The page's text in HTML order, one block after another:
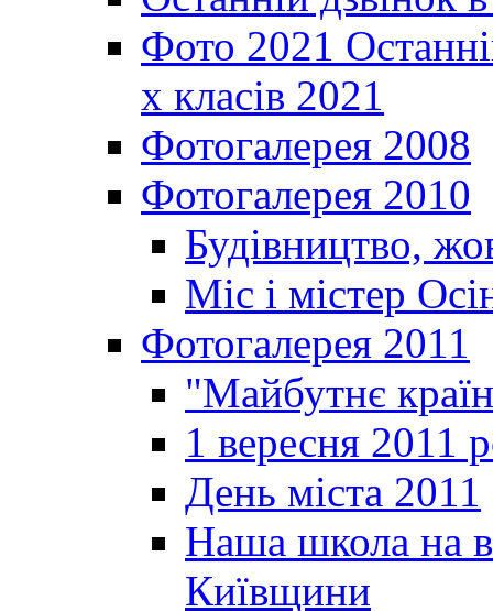
Фото 2021
х класів 2021
Фотогалерея 2008
Фотогалерея 2010
Будівництво,
Міс і містер
Фотогалерея 2011
"Майбутнє
1 вересня 2011
День міста 2011
Наша школа на
Київщини